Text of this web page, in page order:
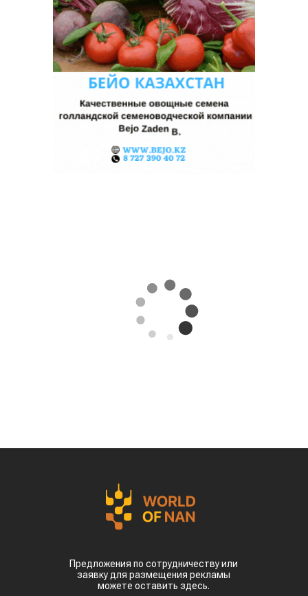
Предложения по сотрудничеству или
заявку для размещения рекламы
можете оставить здесь.